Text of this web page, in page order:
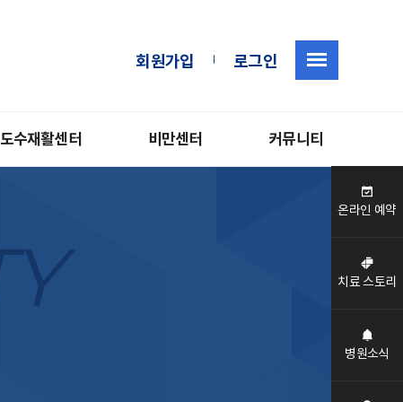
온라인 예약
치료 스토리
병원소식
회원가입 | 로그인
도수재활센터 비만센터 커뮤니티